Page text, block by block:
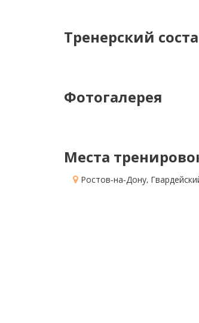
Тренерский
Фотогалерея
Места
Ростов-на-Дону,